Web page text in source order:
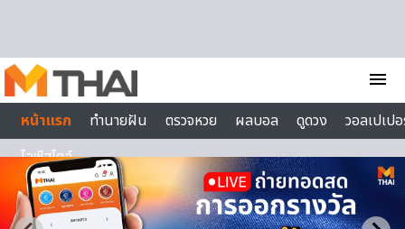
menu
หน้าแรก
ทำนายฝัน ตรวจหวย ผลบอล ดูดวง
วอลเปเป
ไลฟ์สไตล์